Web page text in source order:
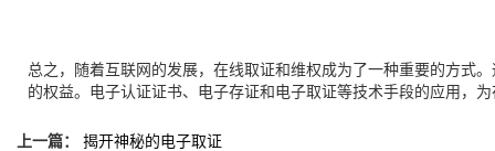
总之，随着互联网的发展，在线取证和维权成为了一种重要的方式
的权益。电子认证证书、电子存证和电子取证等技术手段的应用，
上一篇： 揭开神秘的电子取证